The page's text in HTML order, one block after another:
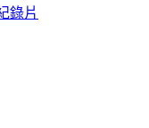
錄片